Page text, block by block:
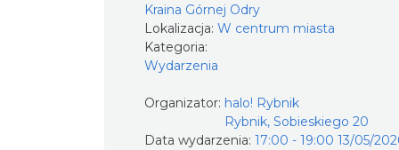
Kraina Górnej Odry
Lokalizacja: W centrum miasta
Kategoria:
Wydarzenia
Organizator: halo! Rybnik
Rybnik, Sobieskiego 20
Data wydarzenia: 17:00 - 19:00 13/05/